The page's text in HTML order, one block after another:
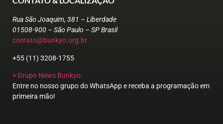
Rua São Joaquim, 381 – Liberdade
01508-900 – São Paulo – SP Brasil
contato@bunkyo.org.br
+55 (11) 3208-1755
> Grupo News Bunkyo
Entre no nosso grupo do WhatsApp e receba a programação em
primeira mão!